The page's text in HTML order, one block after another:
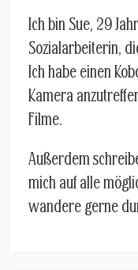
Ich bin Sue, 29
Sozialarbeiterin,
Ich habe einen
Kamera
Filme.
Außerdem
mich auf alle
wandere gerne